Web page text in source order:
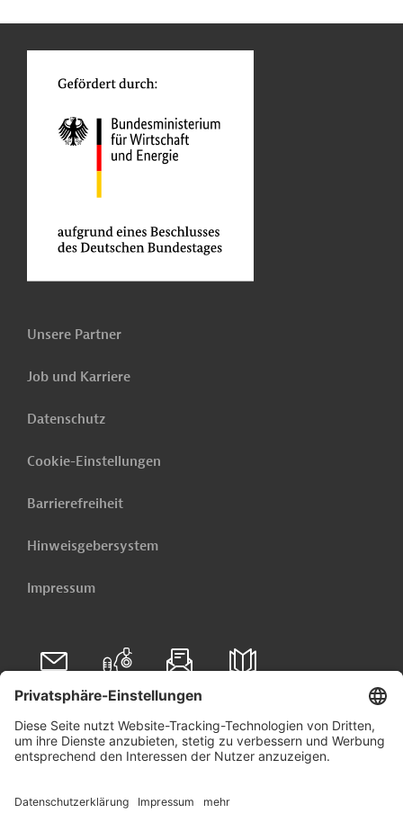
Unsere Partner
Job und Karriere
Datenschutz
Cookie-Einstellungen
Barrierefreiheit
Hinweisgebersystem
Impressum
Folgen Sie uns auf
Linkedin